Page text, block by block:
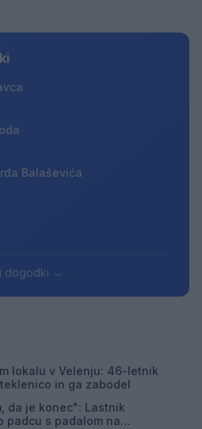
Balaševića
dogodki →
lokalu v Velenju: 46-letnik
in ga zabodel
da je konec": Lastnik
padcu s padalom na